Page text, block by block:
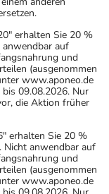
erhalten Sie 20 %
anwendbar auf
und
(ausgenommen
www.aponeo.de
09.08.2026. Nur
die Aktion früher
erhalten Sie 20 %
anwendbar auf
und
(ausgenommen
www.aponeo.de